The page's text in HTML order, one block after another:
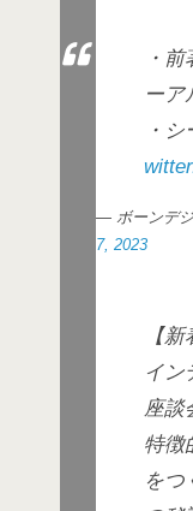
・
ーア
・
— ボーンデ
7, 2023
【
イン
座談
特徴
をつ